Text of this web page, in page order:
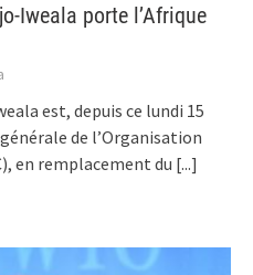
Iweala porte l’Afrique
est, depuis ce lundi 15
de l’Organisation
en remplacement du [...]